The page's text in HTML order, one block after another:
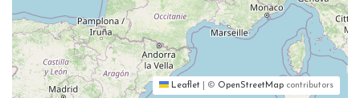
Leaflet © OpenStreetMap contributors